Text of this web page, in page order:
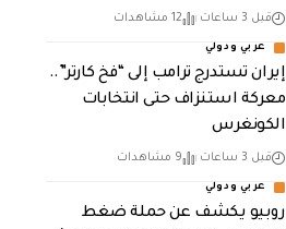
قبل 3 ساعات 12 مشاهدات
عربي ودولي
إيران تستدرج ترامب إلى “فخ كارتر”..
معركة استنزاف حتى انتخابات
الكونغرس
قبل 3 ساعات 9 مشاهدات
عربي ودولي
روبيو يكشف عن حملة ضغط